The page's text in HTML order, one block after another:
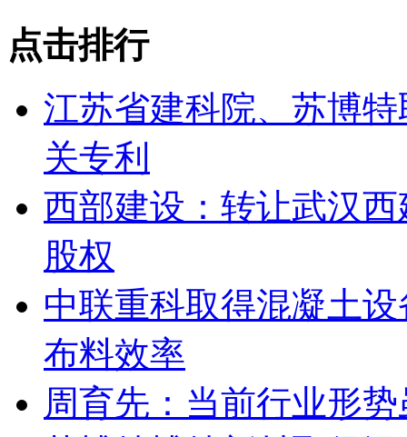
点击排行
江苏省建科院、苏博
关专利
西部建设：转让武汉
股权
中联重科取得混凝土
布料效率
周育先：当前行业形